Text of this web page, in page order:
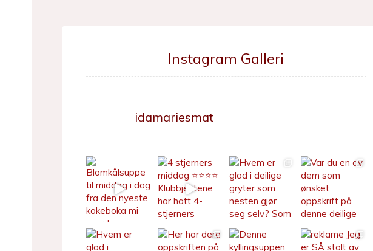
Instagram Galleri
idamariesmat